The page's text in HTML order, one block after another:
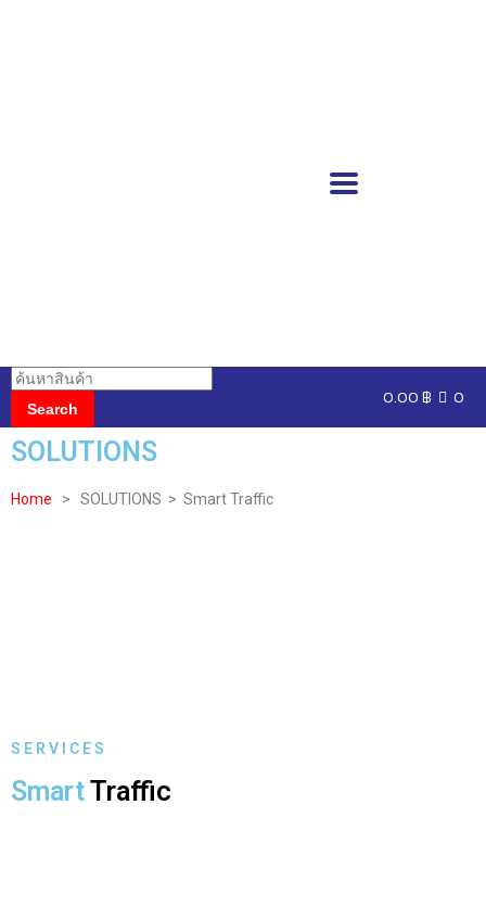
0.00฿ 0
SOLUTIONS
Home > SOLUTIONS > Smart Traffic
S E R V I C E S
SmartTraffic